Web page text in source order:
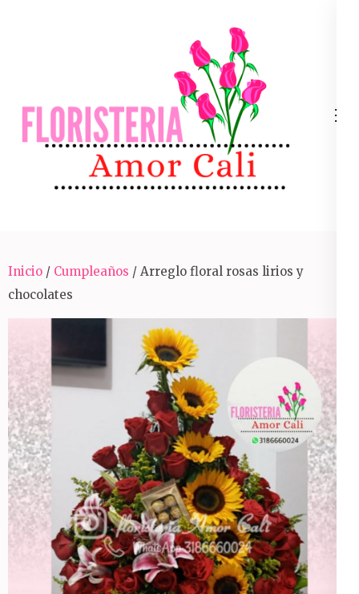
Enter)
Inicio / Cumpleaños / Arreglo floral rosas lirios y
chocolates